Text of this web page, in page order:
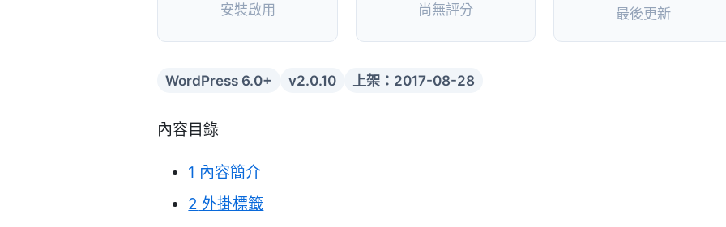
安裝啟用 尚無評分 最後更新
WordPress 6.0+ v2.0.10 上架：2017-08-28
內容目錄
1 內容簡介
2 外掛標籤